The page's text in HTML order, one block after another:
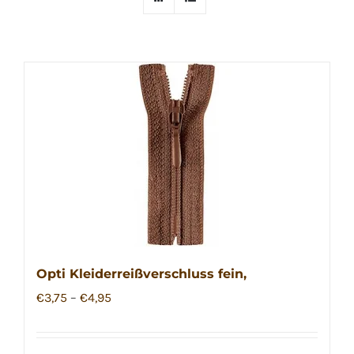
Opti Kleiderreißverschluss fein,
€3,75 – €4,95